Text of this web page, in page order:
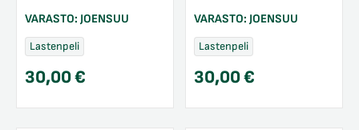
VARASTO: JOENSUU
Lastenpeli
30,00€
VARASTO: JOENSUU
Lastenpeli
30,00€